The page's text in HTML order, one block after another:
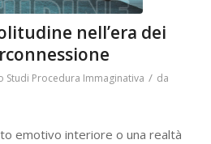
nell’era dei
Studi Procedura Immaginativa / da
emotivo interiore o una realtà